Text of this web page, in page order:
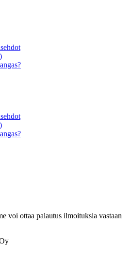
voi ottaa palautus ilmoituksia vastaan